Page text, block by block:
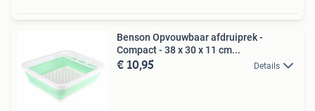
Benson Opvouwbaar afdruiprek -
Compact - 38 x 30 x 11 cm...
€ 10,95 Details